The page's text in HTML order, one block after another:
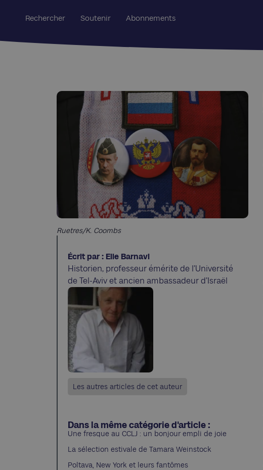
Rechercher Soutenir Abonnements
Ruetres/K. Coombs
Écrit par : Elie Barnavi
Historien, professeur émérite de l’Université
de Tel-Aviv et ancien ambassadeur d’Israël
Les autres articles de cet auteur
Dans la même catégorie d'article :
Une fresque au CCLJ : un bonjour empli de joie
La sélection estivale de Tamara Weinstock
Poltava, New York et leurs fantômes